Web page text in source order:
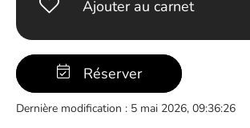
Ajouter au carnet
Réserver
Dernière modification : 5 mai 2026, 09:36:26